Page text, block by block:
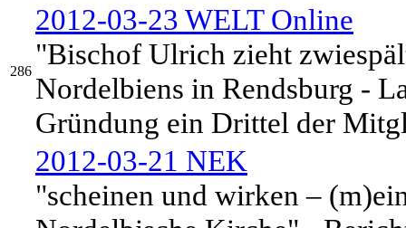
286
2012-03-23 WELT Online
"Bischof Ulrich zieht
Nordelbiens in Rendsburg -
Gründung ein Drittel der
2012-03-21 NEK
"scheinen und wirken –